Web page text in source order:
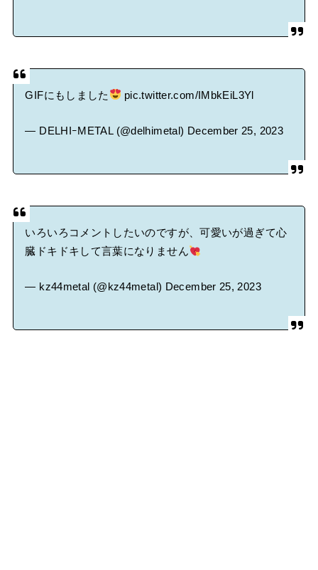
GIFにもしました pic.twitter.com/IMbkEiL3Yl
— DELHIｰMETAL (@delhimetal) December 25, 2023
いろいろコメントしたいのですが、可愛いが過ぎて心
臓ドキドキして言葉になりません
— kz44metal (@kz44metal) December 25, 2023